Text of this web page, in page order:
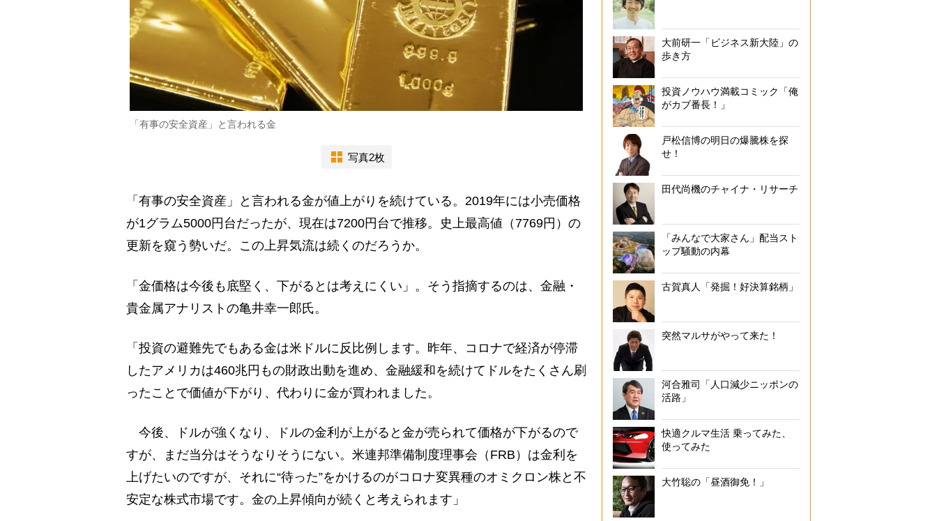
「有事の安全資産」と言われる金
写真2枚
「有事の安全資産」と言われる金が値上がりを続けている。2019年には小売価格
が1グラム5000円台だったが、現在は7200円台で推移。史上最高値（7769円）の
更新を窺う勢いだ。この上昇気流は続くのだろうか。
「金価格は今後も底堅く、下がるとは考えにくい」。そう指摘するのは、金融・
貴金属アナリストの亀井幸一郎氏。
「投資の避難先でもある金は米ドルに反比例します。昨年、コロナで経済が停滞
したアメリカは460兆円もの財政出動を進め、金融緩和を続けてドルをたくさん刷
ったことで価値が下がり、代わりに金が買われました。
今後、ドルが強くなり、ドルの金利が上がると金が売られて価格が下がるので
すが、まだ当分はそうなりそうにない。米連邦準備制度理事会（FRB）は金利を
上げたいのですが、それに“待った”をかけるのがコロナ変異種のオミクロン株と不
安定な株式市場です。金の上昇傾向が続くと考えられます」
大前研一「ビジネス新大陸」の
歩き方
投資ノウハウ満載コミック「俺
がカブ番長！」
戸松信博の明日の爆騰株を探
せ！
田代尚機のチャイナ・リサーチ
「みんなで大家さん」配当スト
ップ騒動の内幕
古賀真人「発掘！好決算銘柄」
突然マルサがやって来た！
河合雅司「人口減少ニッポンの
活路」
快適クルマ生活 乗ってみた、
使ってみた
大竹聡の「昼酒御免！」